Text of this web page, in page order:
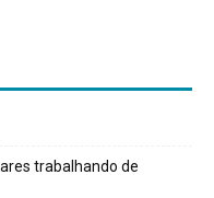
trabalhando de